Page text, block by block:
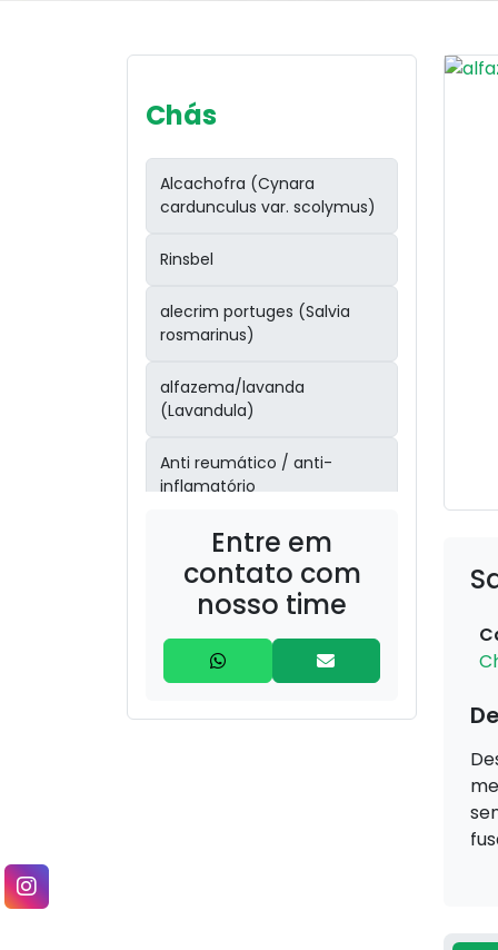
Chás
Alcachofra (Cynara
cardunculus var. scolymus)
Rinsbel
alecrim portuges (Salvia
rosmarinus)
alfazema/lavanda
(Lavandula)
Anti reumático / anti-
inflamatório
aroeira
(Schinusterebinthifolia)
barbatimão
(Stryphnodendron)
Boldo (Peumus boldus) –
30g
Entre em
contato com
nosso time